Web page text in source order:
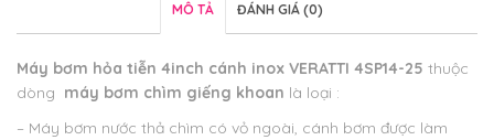
MÔ TẢ ĐÁNH GIÁ (0)
Máy bơm hỏa tiễn 4inch cánh inox VERATTI 4SP14-25 thuộc
dòng máy bơm chìm giếng khoan là loại :
– Máy bơm nước thả chìm có vỏ ngoài, cánh bơm được làm